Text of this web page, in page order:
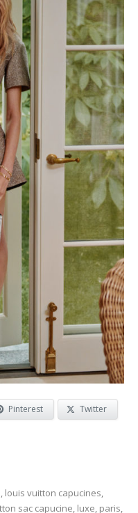
Pinterest Twitter
, louis vuitton capucines,
sac capucine, luxe, paris,